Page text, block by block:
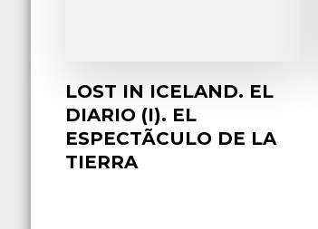
LOST IN ICELAND. EL
DIARIO (I). EL
ESPECTÃCULO DE LA
TIERRA